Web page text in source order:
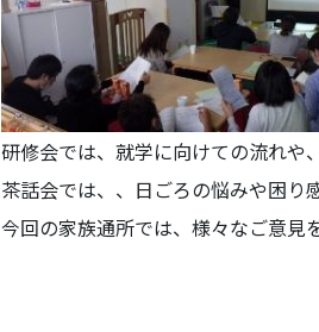
研修会では、就学に向けての流れや
茶話会では、、日ごろの悩みや困り
今回の家族通所では、様々なご意見